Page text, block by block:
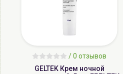
/0 отзывов
GELTEK Крем ночной